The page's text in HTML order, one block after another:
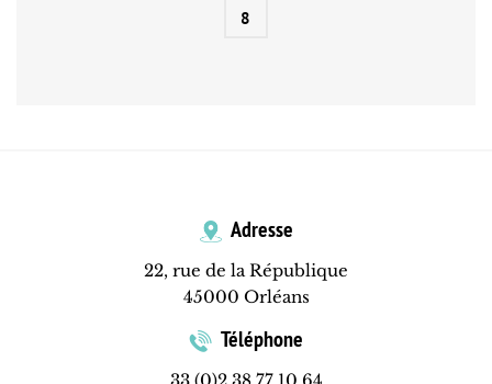
8
Adresse
22, rue de la République
45000 Orléans
Téléphone